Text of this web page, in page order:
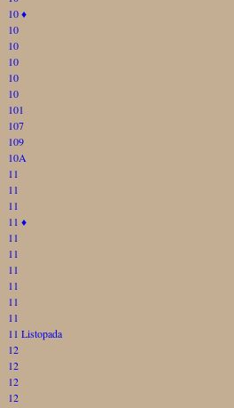
10♦
10
10
10
10
10
101
107
109
10A
11
11
11
11 ♦
11
11
11
11
11
11
11 Listopada
12
12
12
12